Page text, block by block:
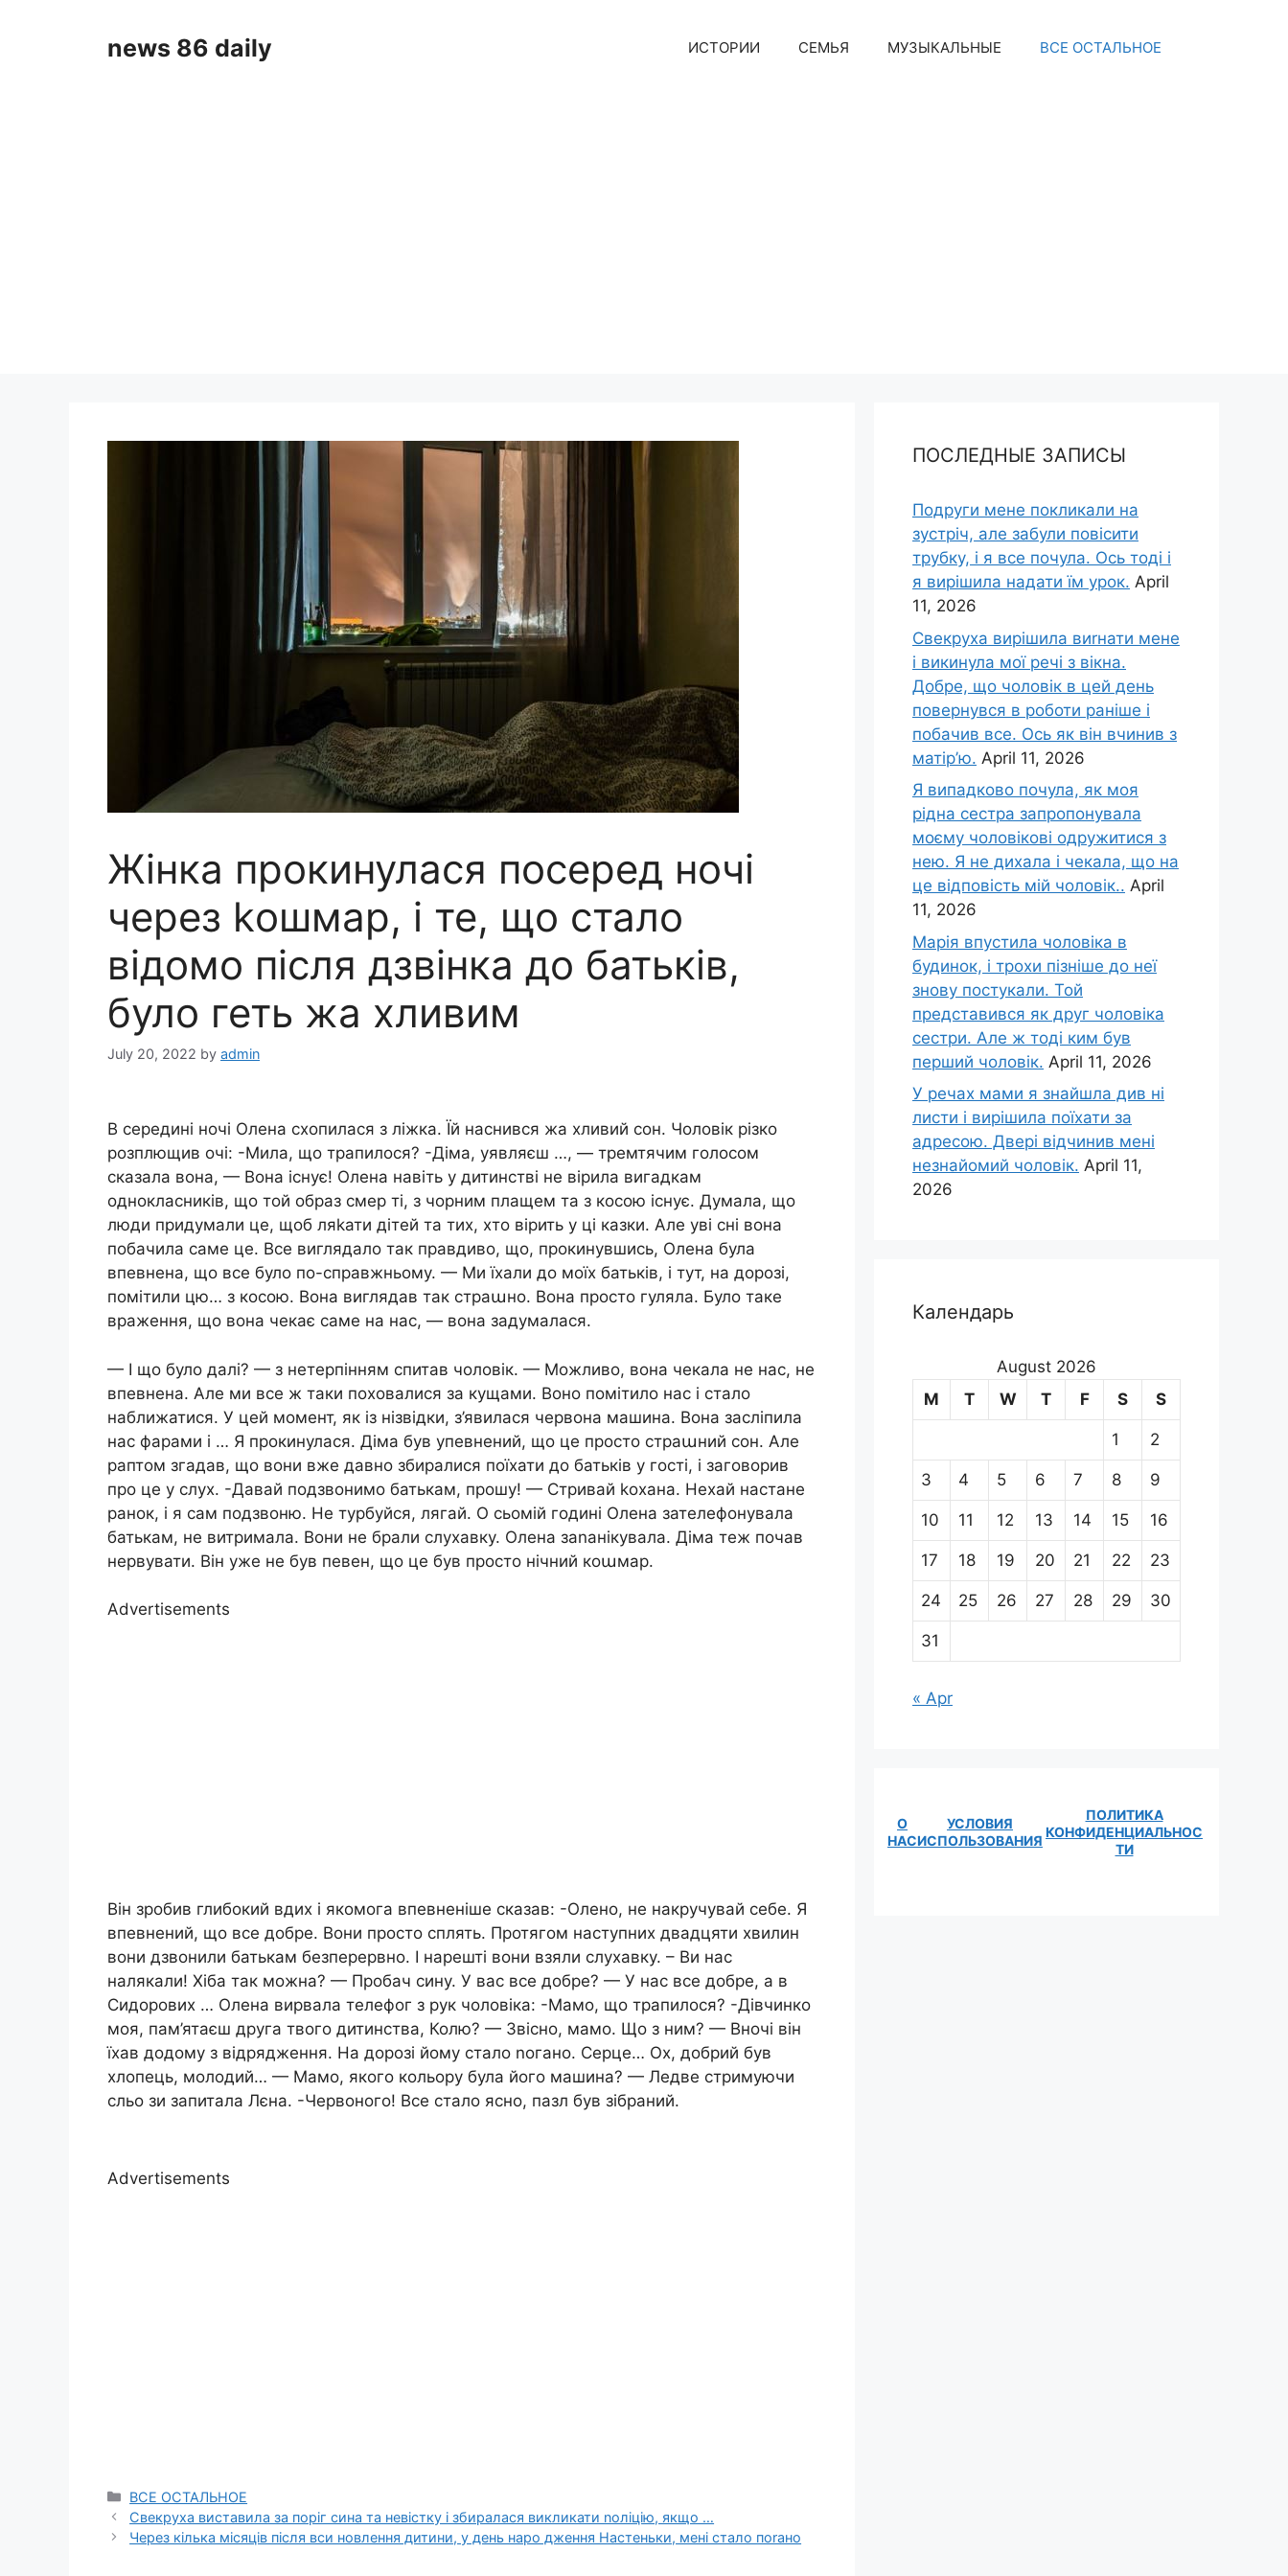
news 86 daily ИСТОРИИ СЕМЬЯ МУЗЫКАЛЬНЫЕ ВСЕ ОСТАЛЬНОЕ
Жінка прокинулася посеред ночі
через kошмар, і те, що стало
відомо після дзвінка до батьків,
було геть жа хливим
July 20, 2022 by admin
В середині ночі Олена схопилася з ліжка. Їй наснився жа хливий сон. Чоловік різко
розплющив очі: -Мила, що трапилося? -Діма, уявляєш …, — тремтячим голосом
сказала вона, — Вона існує! Олена навіть у дитинстві не вірила вигадкам
однокласників, що той образ смер ті, з чорним плащем та з косою існує. Думала, що
люди придумали це, щоб ляkати дітей та тих, хто вірить у ці казки. Але уві сні вона
побачила саме це. Все виглядало так правдиво, що, прокинувшись, Олена була
впевнена, що все було по-справжньому. — Ми їхали до моїх батьків, і тут, на дорозі,
помітили цю… з косою. Вона виглядав так страաно. Вона просто гуляла. Було таке
враження, що вона чекає саме на нас, — вона задумалася.
— І що було далі? — з нетерпінням спитав чоловік. — Можливо, вона чекала не нас, не
впевнена. Але ми все ж таки поховалися за кущами. Воно помітило нас і стало
наближатися. У цей момент, як із нізвідки, з’явилася червона машина. Вона засліпила
нас фарами і … Я прокинулася. Діма був упевнений, що це просто страաний сон. Але
раптом згадав, що вони вже давно збиралися поїхати до батьків у гості, і заговорив
про це у слух. -Давай подзвонимо батькам, прошу! — Стривай kохана. Нехай настане
ранок, і я сам подзвоню. Не турбуйся, лягай. О сьомій годині Олена зателефонувала
батькам, не витримала. Вони не брали слухавку. Олена заnанікувала. Діма теж почав
нервувати. Він уже не був певен, що це був просто нічний коաмар.
Advertisements
Він зробив глибокий вдих і якомога впевненіше сказав: -Олено, не накручувай себе. Я
впевнений, що все добре. Вони просто сплять. Протягом наступних двадцяти хвилин
вони дзвонили батькам безперервно. І нарешті вони взяли слухавку. – Ви нас
налякали! Хіба так можна? — Пробач сину. У вас все добре? — У нас все добре, а в
Сидорових … Олена вирвала телефог з рук чоловіка: -Мамо, що трапилося? -Дівчинко
моя, пам’ятаєш друга твого дитинства, Колю? — Звісно, мамо. Що з ним? — Вночі він
їхав додому з відрядження. На дорозі йому стало nогано. Серце… Ох, добрий був
хлопець, молодий… — Мамо, якого кольору була його машина? — Ледве стримуючи
сльо зи запитала Лєна. -Червоного! Все стало ясно, пазл був зібраний.
Advertisements
Categories
ВСЕ ОСТАЛЬНОЕ
Свекруха виставила за поріг сина та невістку і збиралася викликати nоліцію, якщо …
Через кілька місяців після вси новлення дитини, у день наро дження Настеньки, мені стало поrано
ПОСЛЕДНЫЕ ЗАПИСЫ
Подруги мене покликали на
зустріч, але забули повісити
трубку, і я все почула. Ось тоді і
я вирішила надати їм урок. April
11, 2026
Свекруха вирішила виrнати мене
і викинула мої речі з вікна.
Добре, що чоловік в цей день
повернувся в роботи раніше і
побачив все. Ось як він вчинив з
матір’ю. April 11, 2026
Я випадково почула, як моя
рідна сестра запропонувала
моєму чоловікові одружитися з
нею. Я не дихала і чекала, що на
це відповість мій чоловік.. April
11, 2026
Марія впустила чоловіка в
будинок, і трохи пізніше до неї
знову постукали. Той
представився як друг чоловіка
сестри. Але ж тоді ким був
перший чоловік. April 11, 2026
У речах мами я знайшла див ні
листи і вирішила поїхати за
адресою. Двері відчинив мені
незнайомий чоловік. April 11,
2026
Календарь
August 2026
M
T W T F S S
1 2
3 4 5 6 7 8 9
10 11 12 13 14 15 16
17 18 19 20 21 22 23
24 25 26 27 28 29 30
31
« Apr
О
НАС
УСЛОВИЯ
ИСПОЛЬЗОВАНИЯ
ПОЛИТИКА
КОНФИДЕНЦИАЛЬНОС
ТИ